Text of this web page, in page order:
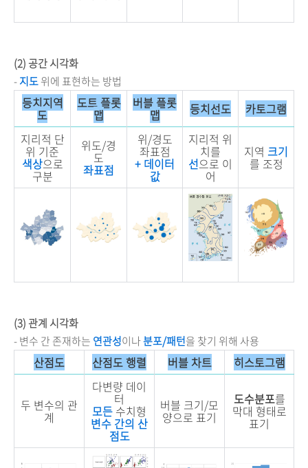
(2) 공간 시각화
-지도위에 표현하는 방법
등치지역
도
도트 플롯
맵
버블 플롯
맵 등치선도
카토그램
지리적 단
위 기준
색상으로
구분
위도/경
도
좌표점
위/경도
좌표점
+ 데이터
값
지리적 위
치를
선으로 이
어
지역 크기
를 조정
(3) 관계 시각화
- 변수 간 존재하는 연관성이나분포/패턴을 찾기 위해 사용
산점도 산점도 행렬 버블 차트 히스토그램
두 변수의 관
계
다변량 데이
터
모든 수치형
변수 간의 산
점도
버블 크기/모
양으로 표기
도수분포를
막대 형태로
표기